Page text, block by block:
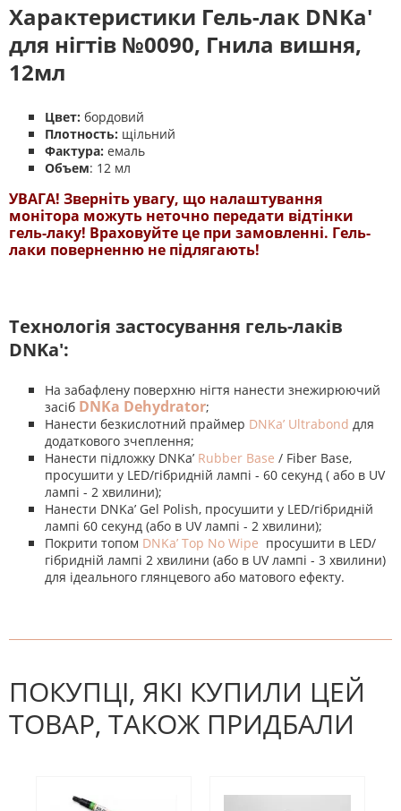
Характеристики Гель-лак DNKa'
для нігтів №0090, Гнила вишня,
12мл
Цвет: бордовий
Плотность: щільний
Фактура: емаль
Объем: 12 мл
УВАГА! Зверніть увагу, що налаштування
монітора можуть неточно передати відтінки
гель-лаку! Враховуйте це при замовленні. Гель-
лаки поверненню не підлягають!
Технологія застосування гель-лаків
DNKa':
На забафлену поверхню нігтя нанести знежирюючий
засіб DNKa Dehydrator;
Нанести безкислотний праймер DNKa’ Ultrabond для
додаткового зчеплення;
Нанести підложку DNKa’ Rubber Base / Fiber Base,
просушити у LED/гібридній лампі - 60 секунд ( або в UV
лампі - 2 хвилини);
Нанести DNKa’ Gel Polish, просушити у LED/гібридній
лампі 60 секунд (або в UV лампі - 2 хвилини);
Покрити топом DNKa’ Top No Wipe просушити в LED/
гібридній лампі 2 хвилини (або в UV лампі - 3 хвилини)
для ідеального глянцевого або матового ефекту.
На даний час немає відгуків. Ви
ПОКУПЦІ, ЯКІ КУПИЛИ ЦЕЙ
ТОВАР, ТАКОЖ ПРИДБАЛИ